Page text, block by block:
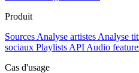
Produit
Sources Analyse artistes Analyse
sociaux Playlists API Audio
Cas d'usage